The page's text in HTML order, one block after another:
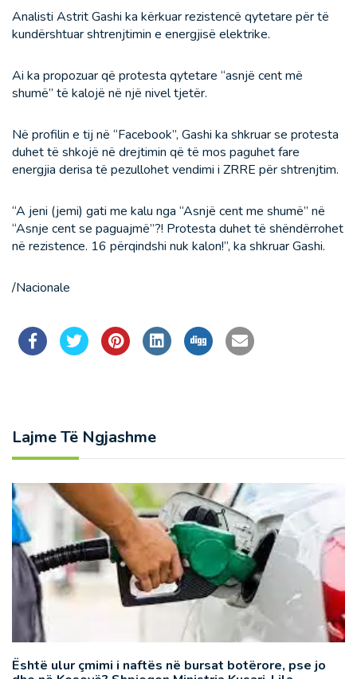
Analisti Astrit Gashi ka kërkuar rezistencë qytetare për të
kundërshtuar shtrenjtimin e energjisë elektrike.
Ai ka propozuar që protesta qytetare “asnjë cent më
shumë” të kalojë në një nivel tjetër.
Në profilin e tij në “Facebook”, Gashi ka shkruar se protesta
duhet të shkojë në drejtimin që të mos paguhet fare
energjia derisa të pezullohet vendimi i ZRRE për shtrenjtim.
“A jeni (jemi) gati me kalu nga “Asnjë cent me shumë” në
“Asnje cent se paguajmë”?! Protesta duhet të shëndërrohet
në rezistence. 16 përqindshi nuk kalon!”, ka shkruar Gashi.
/Nacionale
Lajme Të Ngjashme
Është ulur çmimi i naftës në bursat botërore, pse jo